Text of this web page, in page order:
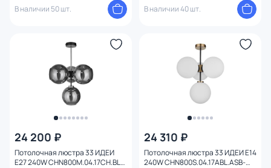
В наличии 50 шт.
В наличии 40 шт.
24 200 ₽
Потолочная люстра 33 ИДЕИ
Е27 240W CHN800M.04.17CH.BL-
24 310 ₽
Потолочная люстра 33 ИДЕИ Е14
240W CHN800S.04.17ABL.ASB-
Мощность ламп